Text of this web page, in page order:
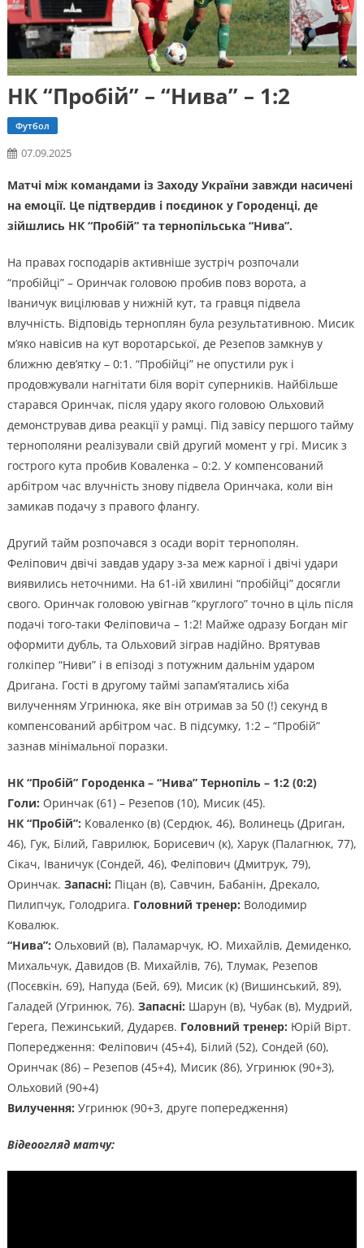
НК “Пробій” – “Нива” – 1:2
Футбол
07.09.2025
Матчі між командами із Заходу України завжди насичені
на емоції. Це підтвердив і поєдинок у Городенці, де
зійшлись НК “Пробій” та тернопільська “Нива”.
На правах господарів активніше зустріч розпочали
“пробійці” – Оринчак головою пробив повз ворота, а
Іваничук вицілював у нижній кут, та гравця підвела
влучність. Відповідь терноплян була результативною. Мисик
м’яко навісив на кут воротарської, де Резепов замкнув у
ближню дев’ятку – 0:1. “Пробійці” не опустили рук і
продовжували нагнітати біля воріт суперників. Найбільше
старався Оринчак, після удару якого головою Ольховий
демонстрував дива реакції у рамці. Під завісу першого тайму
тернополяни реалізували свій другий момент у грі. Мисик з
гострого кута пробив Коваленка – 0:2. У компенсований
арбітром час влучність знову підвела Оринчака, коли він
замикав подачу з правого флангу.
Другий тайм розпочався з осади воріт тернополян.
Феліпович двічі завдав удару з-за меж карної і двічі удари
виявились неточними. На 61-ій хвилині “пробійці” досягли
свого. Оринчак головою увігнав “круглого” точно в ціль після
подачі того-таки Феліповича – 1:2! Майже одразу Богдан міг
оформити дубль, та Ольховий зіграв надійно. Врятував
голкіпер “Ниви” і в епізоді з потужним дальнім ударом
Дригана. Гості в другому таймі запам’ятались хіба
вилученням Угринюка, яке він отримав за 50 (!) секунд в
компенсований арбітром час. В підсумку, 1:2 – “Пробій”
зазнав мінімальної поразки.
НК “Пробій” Городенка – “Нива” Тернопіль – 1:2 (0:2)
Голи: Оринчак (61) – Резепов (10), Мисик (45).
НК “Пробій”: Коваленко (в) (Сердюк, 46), Волинець (Дриган,
46), Гук, Білий, Гаврилюк, Борисевич (к), Харук (Палагнюк, 77),
Сікач, Іваничук (Сондей, 46), Феліпович (Дмитрук, 79),
Оринчак. Запасні: Піцан (в), Савчин, Бабанін, Дрекало,
Пилипчук, Голодрига. Головний тренер: Володимир
Ковалюк.
“Нива”: Ольховий (в), Паламарчук, Ю. Михайлів, Демиденко,
Михальчук, Давидов (В. Михайлів, 76), Тлумак, Резепов
(Посєвкін, 69), Напуда (Бей, 69), Мисик (к) (Вишинський, 89),
Галадей (Угринюк, 76). Запасні: Шарун (в), Чубак (в), Мудрий,
Герега, Пежинський, Дударєв. Головний тренер: Юрій Вірт.
Попередження: Феліпович (45+4), Білий (52), Сондей (60),
Оринчак (86) – Резепов (45+4), Мисик (86), Угринюк (90+3),
Ольховий (90+4)
Вилучення: Угринюк (90+3, друге попередження)
Відеоогляд матчу: